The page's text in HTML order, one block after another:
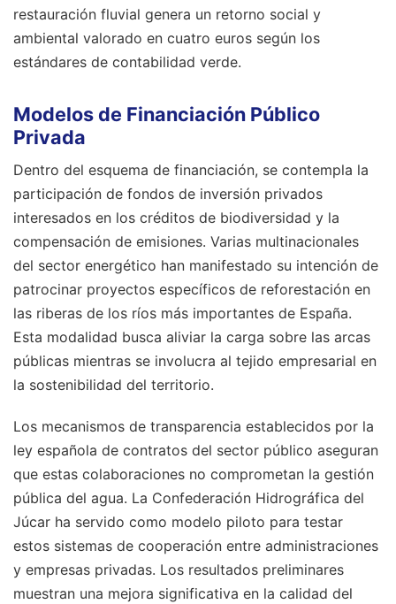
restauración fluvial genera un retorno social y
ambiental valorado en cuatro euros según los
estándares de contabilidad verde.
Modelos de Financiación Público
Privada
Dentro del esquema de financiación, se contempla la
participación de fondos de inversión privados
interesados en los créditos de biodiversidad y la
compensación de emisiones. Varias multinacionales
del sector energético han manifestado su intención de
patrocinar proyectos específicos de reforestación en
las riberas de los ríos más importantes de España.
Esta modalidad busca aliviar la carga sobre las arcas
públicas mientras se involucra al tejido empresarial en
la sostenibilidad del territorio.
Los mecanismos de transparencia establecidos por la
ley española de contratos del sector público aseguran
que estas colaboraciones no comprometan la gestión
pública del agua. La Confederación Hidrográfica del
Júcar ha servido como modelo piloto para testar
estos sistemas de cooperación entre administraciones
y empresas privadas. Los resultados preliminares
muestran una mejora significativa en la calidad del